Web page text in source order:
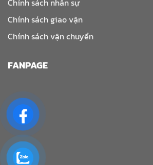
Chính sách nhân sự
Chính sách giao vận
Chính sách vận chuyển
FANPAGE